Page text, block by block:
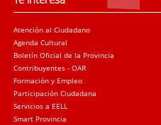
Atención al Ciudadano
Agenda Cultural
Boletín Oficial de la Provincia
Contribuyentes - OAR
Formación y Empleo
Participación Ciudadana
Servicios a EELL
Smart Provincia